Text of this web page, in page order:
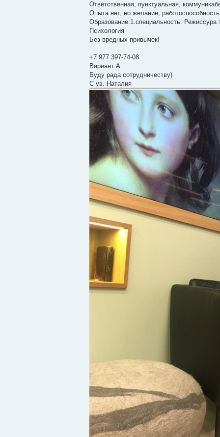
и
е
Ответственная, пунктуальная,
Опыта нет, но желание,
Образование:1.специальность: Режиссура
Психология
Без вредных привычек!
+7 977 397-74-08
Вариант А
Буду рада сотрудничеству)
С ув. Наталия